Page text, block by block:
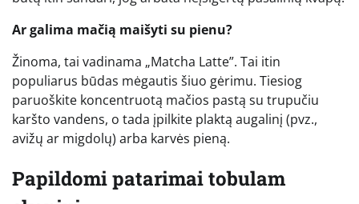
Ar galima mačią maišyti su pienu?
Žinoma, tai vadinama „Matcha Latte”. Tai itin
populiarus būdas mėgautis šiuo gėrimu. Tiesiog
paruoškite koncentruotą mačios pastą su trupučiu
karšto vandens, o tada įpilkite plaktą augalinį (pvz.,
avižų ar migdolų) arba karvės pieną.
Papildomi patarimai tobulam